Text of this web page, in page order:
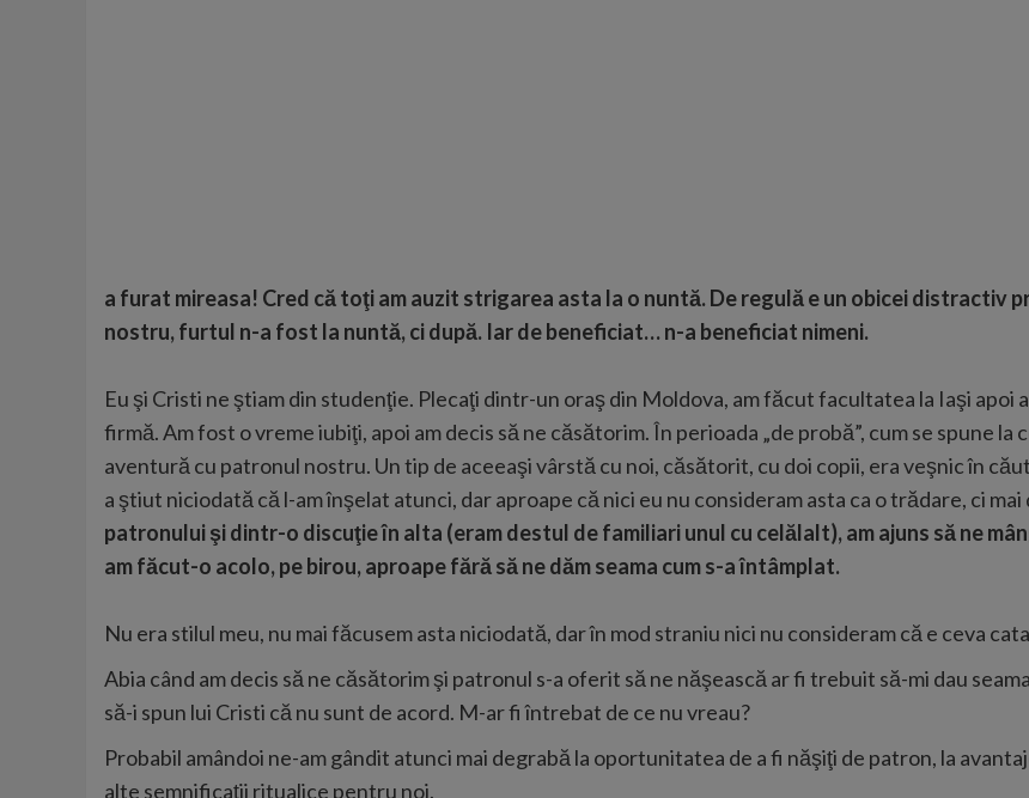
a furat mireasa! Cred că toţi am auzit strigarea asta la o nuntă. De regulă e un obicei distractiv
nostru, furtul n-a fost la nuntă, ci după. Iar de beneficiat… n-a beneficiat nimeni.
Eu şi Cristi ne ştiam din studenţie. Plecaţi dintr-un oraş din Moldova, am făcut facultatea la Iaşi apoi
firmă. Am fost o vreme iubiţi, apoi am decis să ne căsătorim. În perioada „de probă”, cum se spune
aventură cu patronul nostru. Un tip de aceeaşi vârstă cu noi, căsătorit, cu doi copii, era veşnic în
a ştiut niciodată că l-am înşelat atunci, dar aproape că nici eu nu consideram asta ca o trădare, ci mai
patronului şi dintr-o discuţie în alta (eram destul de familiari unul cu celălalt), am ajuns să ne
am făcut-o acolo, pe birou, aproape fără să ne dăm seama cum s-a întâmplat.
Nu era stilul meu, nu mai făcusem asta niciodată, dar în mod straniu nici nu consideram că e ceva
Abia când am decis să ne căsătorim şi patronul s-a oferit să ne năşească ar fi trebuit să-mi dau
să-i spun lui Cristi că nu sunt de acord. M-ar fi întrebat de ce nu vreau?
Probabil amândoi ne-am gândit atunci mai degrabă la oportunitatea de a fi năşiţi de patron, la
alte semnificaţii ritualice pentru noi.